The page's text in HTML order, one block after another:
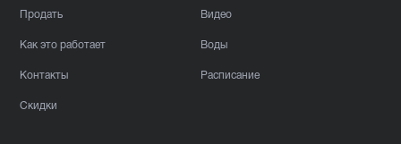
Продать
Как это работает
Контакты
Скидки
Видео
Воды
Расписание